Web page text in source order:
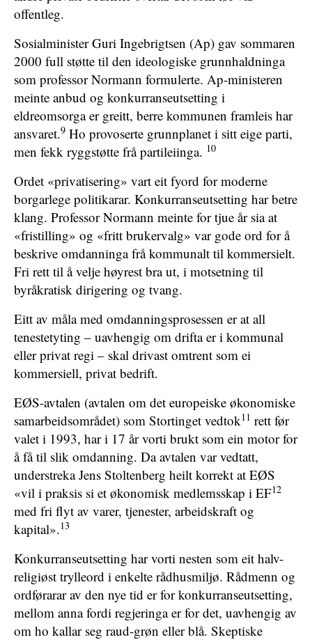
offentleg.
Sosialminister Guri Ingebrigtsen (Ap) gav sommaren
2000 full støtte til den ideologiske grunnhaldninga
som professor Normann formulerte. Ap-ministeren
meinte anbud og konkurranseutsetting i
eldreomsorga er greitt, berre kommunen framleis har
ansvaret.9 Ho provoserte grunnplanet i sitt eige parti,
men fekk ryggstøtte frå partileiinga. 10
Ordet «privatisering» vart eit fyord for moderne
borgarlege politikarar. Konkurranseutsetting har betre
klang. Professor Normann meinte for tjue år sia at
«fristilling» og «fritt brukervalg» var gode ord for å
beskrive omdanninga frå kommunalt til kommersielt.
Fri rett til å velje høyrest bra ut, i motsetning til
byråkratisk dirigering og tvang.
Eitt av måla med omdanningsprosessen er at all
tenestetyting – uavhengig om drifta er i kommunal
eller privat regi – skal drivast omtrent som ei
kommersiell, privat bedrift.
EØS-avtalen (avtalen om det europeiske økonomiske
samarbeidsområdet) som Stortinget vedtok11 rett før
valet i 1993, har i 17 år vorti brukt som ein motor for
å få til slik omdanning. Da avtalen var vedtatt,
understreka Jens Stoltenberg heilt korrekt at EØS
«vil i praksis si et økonomisk medlemsskap i EF12
med fri flyt av varer, tjenester, arbeidskraft og
kapital».13
Konkurranseutsetting har vorti nesten som eit halv-
religiøst trylleord i enkelte rådhusmiljø. Rådmenn og
ordførarar av den nye tid er for konkurranseutsetting,
mellom anna fordi regjeringa er for det, uavhengig av
om ho kallar seg raud-grøn eller blå. Skeptiske